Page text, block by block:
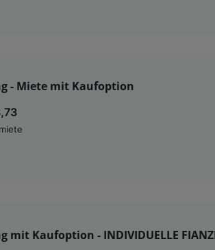
- Miete mit Kaufoption
Kaufoption - INDIVIDUELLE